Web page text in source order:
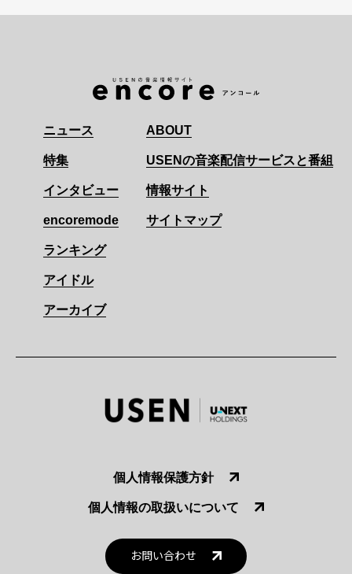
ニュース
特集
インタビュー
encoremode
ランキング
アイドル
アーカイブ
ABOUT
USENの音楽配信サービスと番組
情報サイト
サイトマップ
個人情報保護方針
個人情報の取扱いについて
お問い合わせ